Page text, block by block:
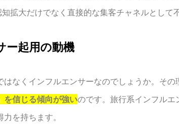
拡大だけでなく直接的な集客チャネルとして
ー起用の動機
なくインフルエンサーなのでしょうか。その
を信じる傾向が強いのです。旅行系インフル
を持ちます。